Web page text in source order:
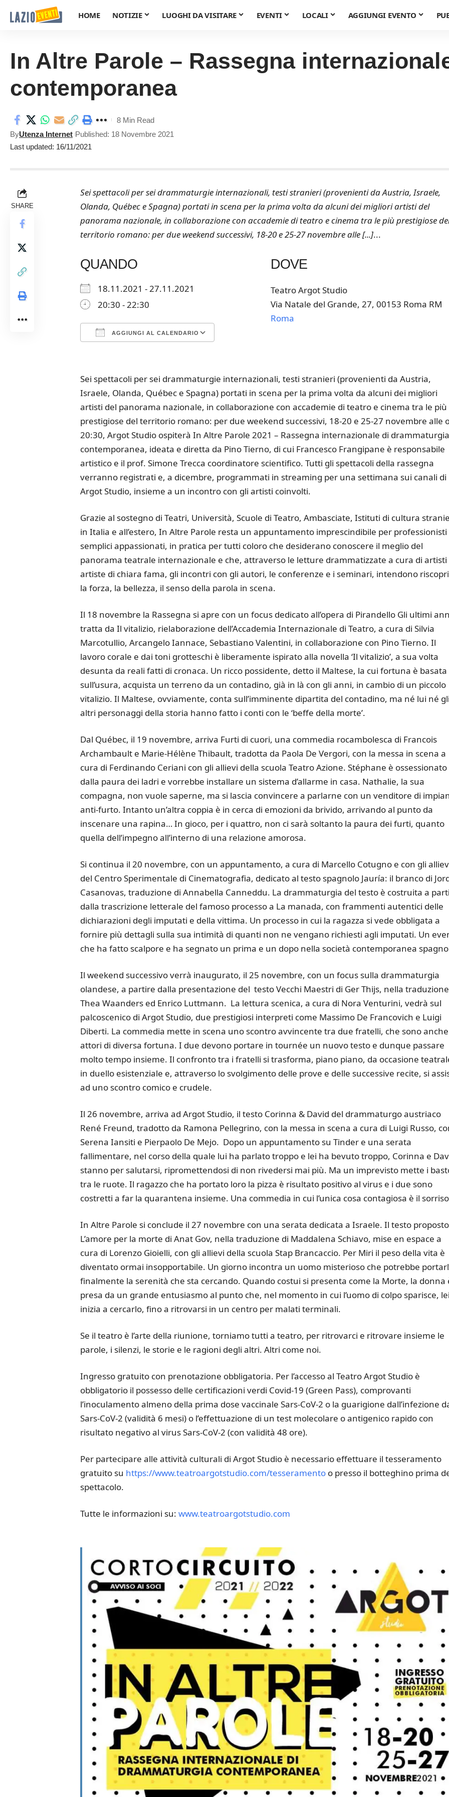
HOME NOTIZIE LUOGHI DA VISITARE EVENTI LOCALI AGGIUNGI EVENTO
In Altre Parole – Rassegna
contemporanea
Last updated: 16/11/2021
ByUtenza Internet Published: 18 Novembre 2021
8 Min Read
SHARE
Sei spettacoli per sei drammaturgie internazionali, testi stranieri (provenienti da Austria, Israele,
Olanda, Québec e Spagna) portati in scena per la prima volta da alcuni dei migliori artisti del
panorama nazionale, in collaborazione con accademie di teatro e cinema tra le più prestigiose
territorio romano: per due weekend successivi, 18-20 e 25-27 novembre alle [...]...
QUANDO
18.11.2021 - 27.11.2021
20:30 - 22:30
AGGIUNGI AL CALENDARIO
DOVE
Teatro Argot Studio
Via Natale del Grande, 27, 00153 Roma RM
Roma
Sei spettacoli per sei drammaturgie internazionali, testi stranieri (provenienti da Austria,
Israele, Olanda, Québec e Spagna) portati in scena per la prima volta da alcuni dei migliori
artisti del panorama nazionale, in collaborazione con accademie di teatro e cinema tra le più
prestigiose del territorio romano: per due weekend successivi, 18-20 e 25-27 novembre alle
20:30, Argot Studio ospiterà In Altre Parole 2021 – Rassegna internazionale di drammaturgia
contemporanea, ideata e diretta da Pino Tierno, di cui Francesco Frangipane è responsabile
artistico e il prof. Simone Trecca coordinatore scientifico. Tutti gli spettacoli della rassegna
verranno registrati e, a dicembre, programmati in streaming per una settimana sui canali di
Argot Studio, insieme a un incontro con gli artisti coinvolti.
Grazie al sostegno di Teatri, Università, Scuole di Teatro, Ambasciate, Istituti di cultura
in Italia e all’estero, In Altre Parole resta un appuntamento imprescindibile per professionisti
semplici appassionati, in pratica per tutti coloro che desiderano conoscere il meglio del
panorama teatrale internazionale e che, attraverso le letture drammatizzate a cura di artisti
artiste di chiara fama, gli incontri con gli autori, le conferenze e i seminari, intendono
la forza, la bellezza, il senso della parola in scena.
Il 18 novembre la Rassegna si apre con un focus dedicato all’opera di Pirandello Gli ultimi
tratta da Il vitalizio, rielaborazione dell’Accademia Internazionale di Teatro, a cura di Silvia
Marcotullio, Arcangelo Iannace, Sebastiano Valentini, in collaborazione con Pino Tierno. Il
lavoro corale e dai toni grotteschi è liberamente ispirato alla novella ‘Il vitalizio’, a sua volta
desunta da reali fatti di cronaca. Un ricco possidente, detto il Maltese, la cui fortuna è basata
sull’usura, acquista un terreno da un contadino, già in là con gli anni, in cambio di un piccolo
vitalizio. Il Maltese, ovviamente, conta sull’imminente dipartita del contadino, ma né lui né gli
altri personaggi della storia hanno fatto i conti con le ‘beffe della morte’.
Dal Québec, il 19 novembre, arriva Furti di cuori, una commedia rocambolesca di Francois
Archambault e Marie-Hélène Thibault, tradotta da Paola De Vergori, con la messa in scena a
cura di Ferdinando Ceriani con gli allievi della scuola Teatro Azione. Stéphane è ossessionato
dalla paura dei ladri e vorrebbe installare un sistema d’allarme in casa. Nathalie, la sua
compagna, non vuole saperne, ma si lascia convincere a parlarne con un venditore di
anti-furto. Intanto un’altra coppia è in cerca di emozioni da brivido, arrivando al punto da
inscenare una rapina… In gioco, per i quattro, non ci sarà soltanto la paura dei furti, quanto
quella dell’impegno all’interno di una relazione amorosa.
Si continua il 20 novembre, con un appuntamento, a cura di Marcello Cotugno e con gli
del Centro Sperimentale di Cinematografia, dedicato al testo spagnolo Jauría: il branco di
Casanovas, traduzione di Annabella Canneddu. La drammaturgia del testo è costruita a
dalla trascrizione letterale del famoso processo a La manada, con frammenti autentici delle
dichiarazioni degli imputati e della vittima. Un processo in cui la ragazza si vede obbligata a
fornire più dettagli sulla sua intimità di quanti non ne vengano richiesti agli imputati. Un
che ha fatto scalpore e ha segnato un prima e un dopo nella società contemporanea
Il weekend successivo verrà inaugurato, il 25 novembre, con un focus sulla drammaturgia
olandese, a partire dalla presentazione del testo Vecchi Maestri di Ger Thijs, nella
Thea Waanders ed Enrico Luttmann. La lettura scenica, a cura di Nora Venturini, vedrà sul
palcoscenico di Argot Studio, due prestigiosi interpreti come Massimo De Francovich e Luigi
Diberti. La commedia mette in scena uno scontro avvincente tra due fratelli, che sono anche
attori di diversa fortuna. I due devono portare in tournée un nuovo testo e dunque passare
molto tempo insieme. Il confronto tra i fratelli si trasforma, piano piano, da occasione
in duello esistenziale e, attraverso lo svolgimento delle prove e delle successive recite, si
ad uno scontro comico e crudele.
Il 26 novembre, arriva ad Argot Studio, il testo Corinna & David del drammaturgo austriaco
René Freund, tradotto da Ramona Pellegrino, con la messa in scena a cura di Luigi Russo,
Serena Iansiti e Pierpaolo De Mejo. Dopo un appuntamento su Tinder e una serata
fallimentare, nel corso della quale lui ha parlato troppo e lei ha bevuto troppo, Corinna e
stanno per salutarsi, ripromettendosi di non rivedersi mai più. Ma un imprevisto mette i
tra le ruote. Il ragazzo che ha portato loro la pizza è risultato positivo al virus e i due sono
costretti a far la quarantena insieme. Una commedia in cui l’unica cosa contagiosa è il
In Altre Parole si conclude il 27 novembre con una serata dedicata a Israele. Il testo
L’amore per la morte di Anat Gov, nella traduzione di Maddalena Schiavo, mise en espace a
cura di Lorenzo Gioielli, con gli allievi della scuola Stap Brancaccio. Per Miri il peso della vita è
diventato ormai insopportabile. Un giorno incontra un uomo misterioso che potrebbe
finalmente la serenità che sta cercando. Quando costui si presenta come la Morte, la donna
presa da un grande entusiasmo al punto che, nel momento in cui l’uomo di colpo sparisce, lei
inizia a cercarlo, fino a ritrovarsi in un centro per malati terminali.
Se il teatro è l’arte della riunione, torniamo tutti a teatro, per ritrovarci e ritrovare insieme le
parole, i silenzi, le storie e le ragioni degli altri. Altri come noi.
Ingresso gratuito con prenotazione obbligatoria. Per l’accesso al Teatro Argot Studio è
obbligatorio il possesso delle certificazioni verdi Covid-19 (Green Pass), comprovanti
l’inoculamento almeno della prima dose vaccinale Sars-CoV-2 o la guarigione dall’infezione
Sars-CoV-2 (validità 6 mesi) o l’effettuazione di un test molecolare o antigenico rapido con
risultato negativo al virus Sars-CoV-2 (con validità 48 ore).
Per partecipare alle attività culturali di Argot Studio è necessario effettuare il tesseramento
gratuito su https://www.teatroargotstudio.com/tesseramentoo presso il botteghino prima
spettacolo.
Tutte le informazioni su: www.teatroargotstudio.com